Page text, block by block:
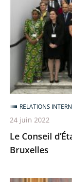
14ème
Congrès
de
l’AIHJA
Bruxelles
Le Conseil
Bruxelles
RELATIONS
24 juin 2022